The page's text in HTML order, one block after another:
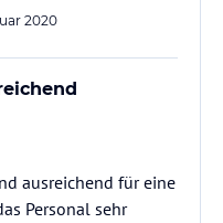
2020
ausreichend für eine
Personal sehr